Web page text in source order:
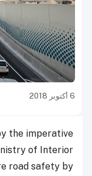
6 أكتوبر 2018
the imperative
of Interior
road safety by